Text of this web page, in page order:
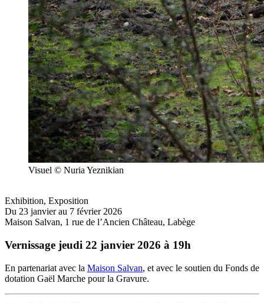
Visuel © Nuria Yeznikian
Exhibition, Exposition
Du 23 janvier au 7 février 2026
Maison Salvan, 1 rue de l’Ancien Château, Labège
Vernissage jeudi 22 janvier 2026 à 19h
En partenariat avec la Maison Salvan, et avec le soutien du Fonds de
dotation Gaël Marche pour la Gravure.